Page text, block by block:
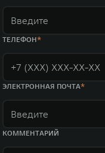
ТЕЛЕФОН
ЭЛЕКТРОННАЯ ПОЧТА
КОММЕНТАРИЙ